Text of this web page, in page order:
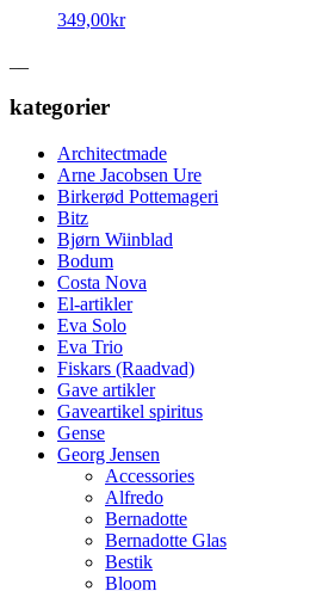
349,00kr
kategorier
Architectmade
Arne Jacobsen Ure
Birkerød Pottemageri
Bitz
Bjørn Wiinblad
Bodum
Costa Nova
El-artikler
Eva Solo
Eva Trio
Fiskars (Raadvad)
Gave artikler
Gaveartikel spiritus
Gense
Georg Jensen
Accessories
Alfredo
Bernadotte
Bernadotte Glas
Bestik
Bloom